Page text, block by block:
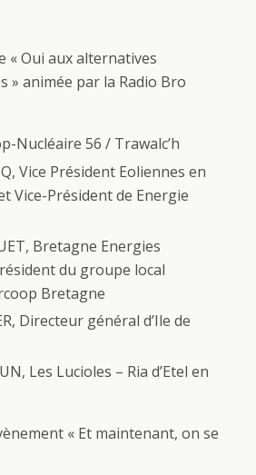
« Oui aux alternatives
» animée par la Radio Bro
Nucléaire 56 / Trawalc’h
Vice Président Eoliennes en
Vice-Président de Energie
Bretagne Energies
du groupe local
Bretagne
Directeur général d’Ile de
Les Lucioles – Ria d’Etel en
« Et maintenant, on se